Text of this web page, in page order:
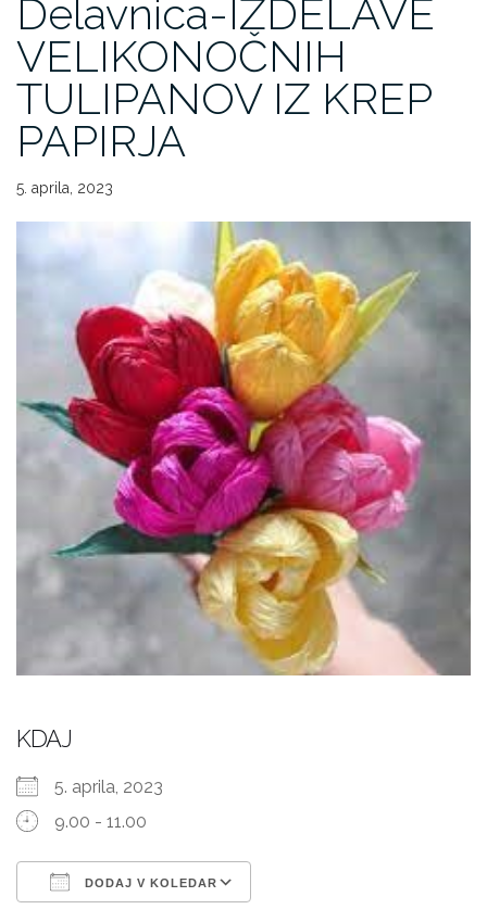
Delavnica-IZDELAVE
VELIKONOČNIH
TULIPANOV IZ KREP
PAPIRJA
5. aprila, 2023
KDAJ
5. aprila, 2023
9.00 - 11.00
DODAJ V KOLEDAR